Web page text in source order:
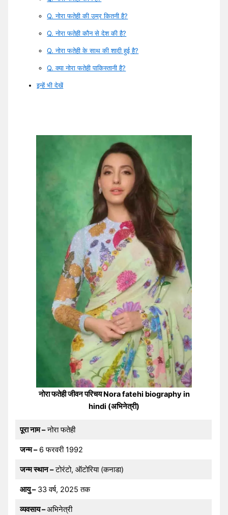
Q. नोरा फतेही की उम्र कितनी है?
Q. नोरा फतेही कौन से देश की है?
Q. नोरा फतेही के साथ की शादी हुई है?
Q. क्या नोरा फतेही पाकिस्तानी है?
इन्हें भी देखें
नोरा फतेही जीवन परिचय Nora fatehi biography in
hindi (अभिनेत्री)
पूरा नाम –नोरा फतेही
जन्म –6 फरवरी 1992
जन्म स्थान –टोरंटो, ऑटोरिया (कनाडा)
आयु –33 वर्ष, 2025 तक
व्यवसाय –अभिनेत्री